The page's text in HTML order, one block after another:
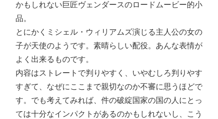
かもしれない巨匠ヴェンダースのロードムービー的小
品。
とにかくミシェル・ウィリアムズ演じる主人公の女の
子が天使のようです。素晴らしい配役。あんな表情が
よく出来るものです。
内容はストレートで判りやすく、いやむしろ判りやす
すぎて、なぜにここまで親切なのか不審に思うほどで
す。でも考えてみれば、件の破綻国家の国の人にとっ
ては十分なインパクトがあるのかもしれないし、こう